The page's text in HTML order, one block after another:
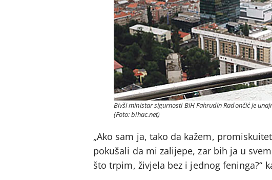
Bivši ministar sigurnosti BiH Fahrudin Radončić je
(Foto: bihac.net)
„Ako sam ja, tako da kažem,
pokušali da mi zalijepe, zar bih ja u
što trpim, živjela bez i jednog feninga?“